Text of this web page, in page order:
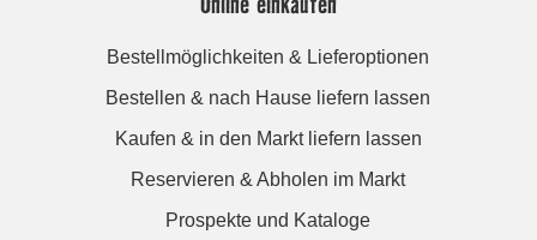
Bestellmöglichkeiten & Lieferoptionen
Bestellen & nach Hause liefern lassen
Kaufen & in den Markt liefern lassen
Reservieren & Abholen im Markt
Prospekte und Kataloge